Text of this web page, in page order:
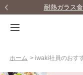
LINEお友達
ホーム >iwaki社員のおす